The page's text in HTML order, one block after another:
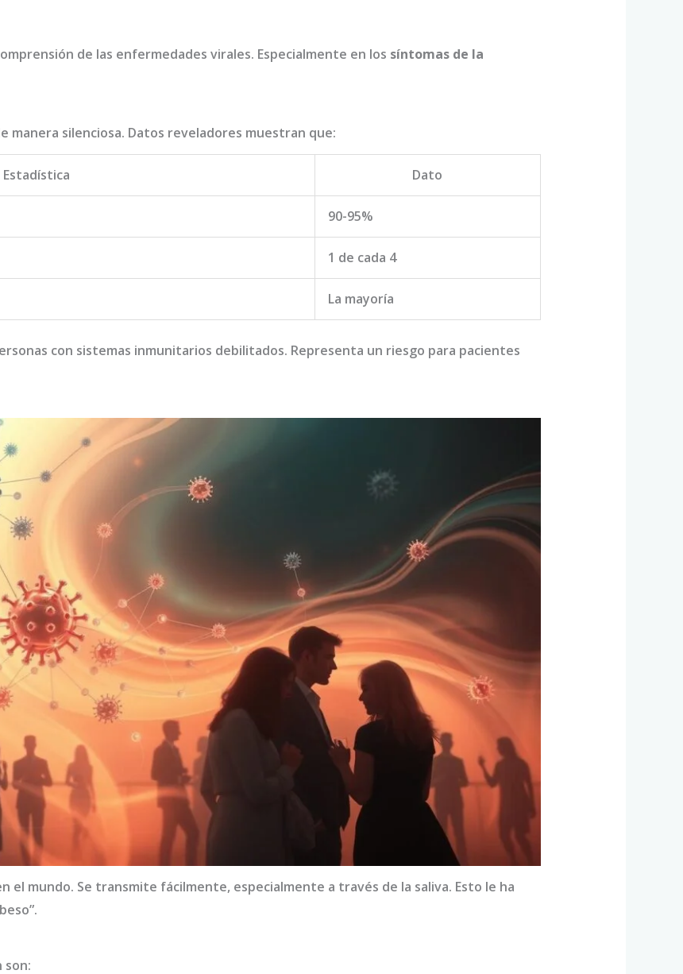
de las enfermedades virales. Especialmente en los síntomas de la
manera silenciosa. Datos reveladores muestran que:
Estadística Dato
90-95%
1 de cada 4
La mayoría
con sistemas inmunitarios debilitados. Representa un riesgo para pacientes
el mundo. Se transmite fácilmente, especialmente a través de la saliva. Esto le ha
son: